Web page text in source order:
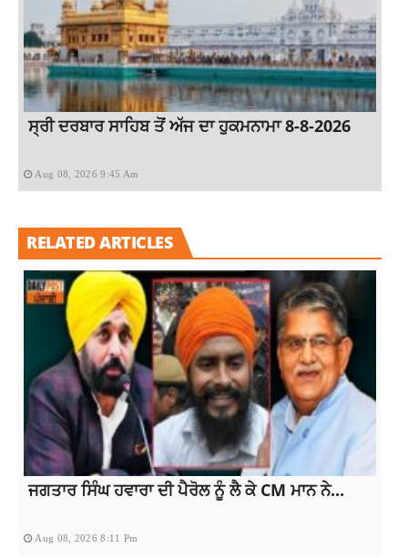
ਸ੍ਰੀ ਦਰਬਾਰ ਸਾਹਿਬ ਤੋਂ ਅੱਜ ਦਾ ਹੁਕਮਨਾਮਾ 8-8-2026
Aug 08, 2026 9:45 Am
RELATED ARTICLES
ਜਗਤਾਰ ਸਿੰਘ ਹਵਾਰਾ ਦੀ ਪੈਰੋਲ ਨੂੰ ਲੈ ਕੇ CM ਮਾਨ ਨੇ...
Aug 08, 2026 8:11 Pm